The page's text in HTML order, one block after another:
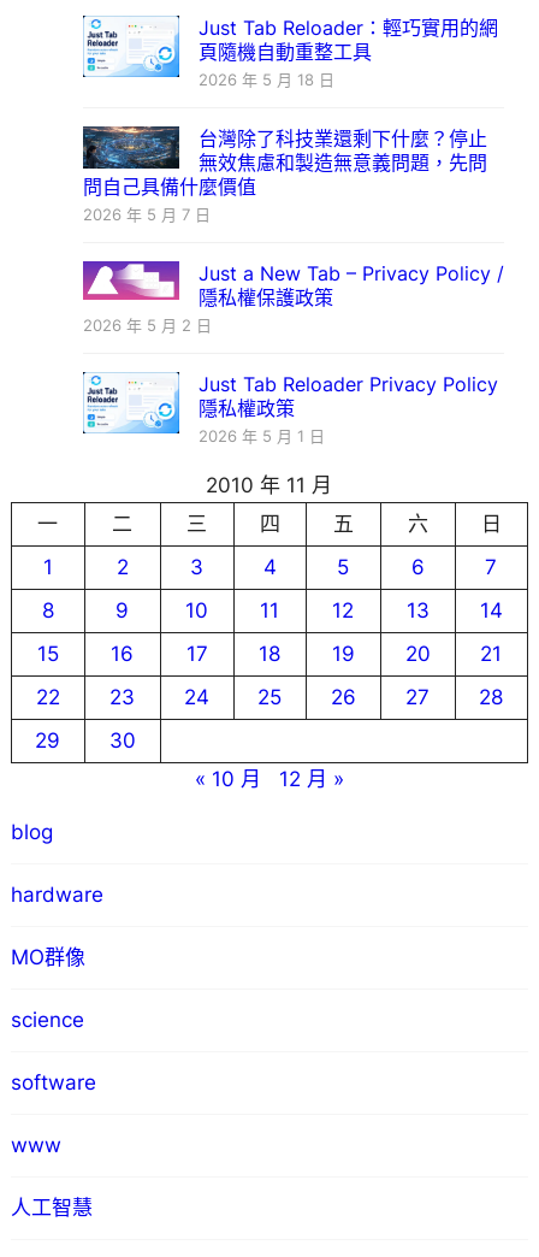
Just Tab Reloader：輕巧實用的網
頁隨機自動重整工具
2026 年 5 月 18 日
台灣除了科技業還剩下什麼？停止
無效焦慮和製造無意義問題，先問
問自己具備什麼價值
2026 年 5 月 7 日
Just a New Tab – Privacy Policy /
隱私權保護政策
2026 年 5 月 2 日
Just Tab Reloader Privacy Policy
隱私權政策
2026 年 5 月 1 日
2010 年 11 月
一
二 三 四 五 六
日
1
2 3 4 5 6
7
8
9 10 11 12 13
14
15
16 17 18 19 20
21
22
23 24 25 26 27
28
29
30
« 10 月
12 月 »
blog
hardware
MO群像
science
software
www
人工智慧